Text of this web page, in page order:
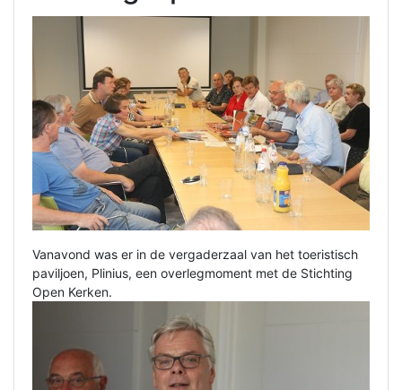
Vanavond was er in de vergaderzaal van het toeristisch
paviljoen, Plinius, een overlegmoment met de Stichting
Open Kerken.